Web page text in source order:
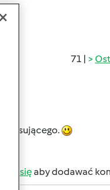
71 |
miksującego.
sięaby dodawać